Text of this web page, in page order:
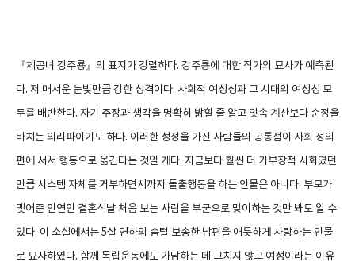
『체공녀 강주룡』의 표지가 강렬하다. 강주룡에 대한 작가의 묘사가 예측된
다. 저 매서운 눈빛만큼 강한 성격이다. 사회적 여성성과 그 시대의 여성성 모
두를 배반한다. 자기 주장과 생각을 명확히 밝힐 줄 알고 잇속 계산보다 순정을
바치는 의리파이기도 하다. 이러한 성정을 가진 사람들의 공통점이 사회 정의
편에 서서 행동으로 옮긴다는 것일 게다. 지금보다 훨씬 더 가부장적 사회였던
만큼 시스템 자체를 거부하면서까지 돌출행동을 하는 인물은 아니다. 부모가
맺어준 인연인 결혼식날 처음 보는 사람을 부군으로 맞이하는 것만 봐도 알 수
있다. 이 소설에서는 5살 연하의 솜털 보송한 남편을 애틋하게 사랑하는 인물
로 묘사하였다. 함께 독립운동에도 가담하는 데 그치지 않고 여성이라는 이유